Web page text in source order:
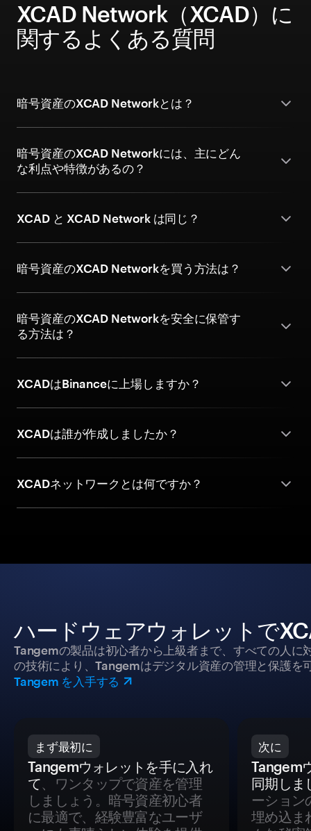
XCAD Network（XCAD）に
関するよくある質問
暗号資産のXCAD Networkとは？
暗号資産のXCAD Networkには、主にどん
な利点や特徴があるの？
XCAD と XCAD Network は同じ？
暗号資産のXCAD Networkを買う方法は？
暗号資産のXCAD Networkを安全に保管す
る方法は？
XCADはBinanceに上場しますか？
XCADは誰が作成しましたか？
XCADネットワークとは何ですか？
ハードウェアウォレットで
Tangemの製品は初心者から上級者まで、すべての人に
の技術により、Tangemはデジタル資産の管理と保護を
Tangem を入手する
まず最初に
Tangemウォレットを手に入れ
て、ワンタップで資産を管理
しましょう。暗号資産初心者
に最適で、経験豊富なユーザ
次に
Tangem
同期しま
ーション
埋め込ま